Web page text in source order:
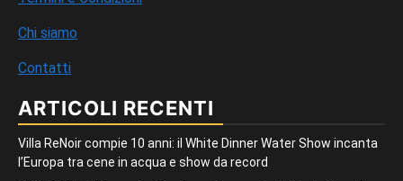
Chi siamo
Contatti
ARTICOLI RECENTI
Villa ReNoir compie 10 anni: il White Dinner Water Show incanta
l’Europa tra cene in acqua e show da record